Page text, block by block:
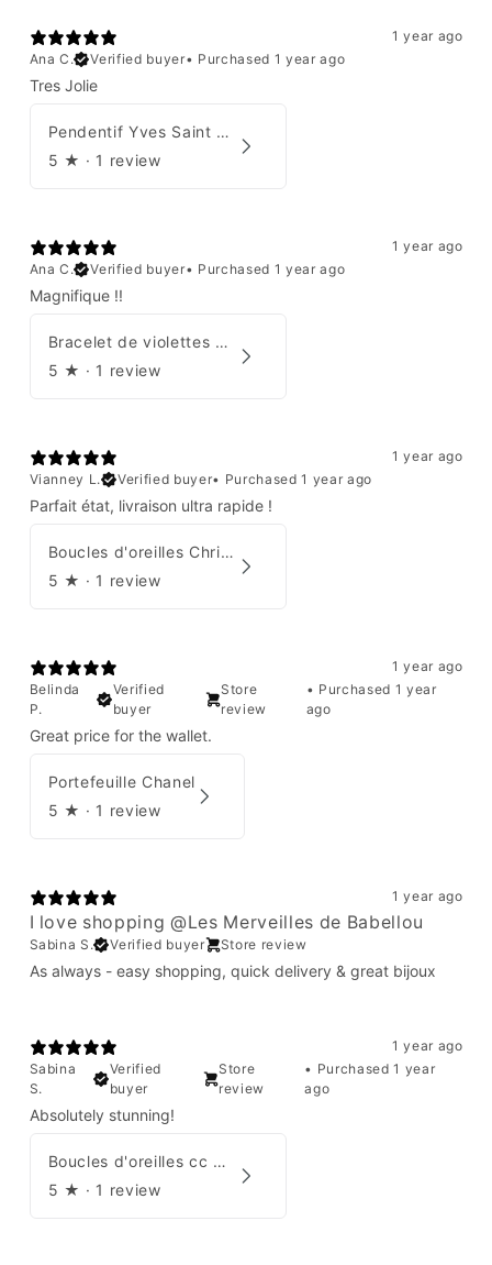
1 year ago
Ana C.
Verified buyer• Purchased 1 year ago
Tres Jolie
Pendentif Yves Saint Laurent
5 ★ · 1 review
1 year ago
Ana C.
Verified buyer• Purchased 1 year ago
Magnifique !!
Bracelet de violettes Augustine
5 ★ · 1 review
1 year ago
Vianney L.
Verified buyer• Purchased 1 year ago
Parfait état, livraison ultra rapide !
Boucles d'oreilles Christian Dior
5 ★ · 1 review
1 year ago
Belinda
P.
Verified
buyer
Store
review
• Purchased 1 year
ago
Great price for the wallet.
Portefeuille Chanel
5 ★ · 1 review
1 year ago
I love shopping @Les Merveilles de Babellou
Sabina S. Verified buyer Store review
As always - easy shopping, quick delivery & great bijoux
1 year ago
Sabina
S.
Verified
buyer
Store
review
• Purchased 1 year
ago
Absolutely stunning!
Boucles d'oreilles cc Chanel
5 ★ · 1 review